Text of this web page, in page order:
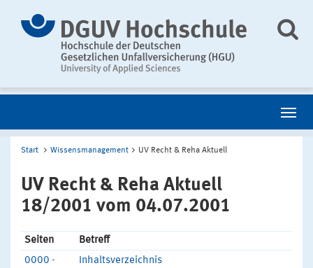
Start Wissensmanagement UV Recht & Reha Aktuell
UV Recht & Reha Aktuell
18/2001 vom 04.07.2001
Seiten
Betreff
0000 -
Inhaltsverzeichnis